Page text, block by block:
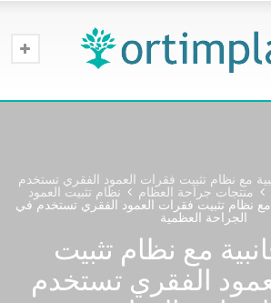
مع نظام تثبيت فقرات العمود الفقري تستخدم
منتجات جراحة العظام نظام تثبيت العمود
نظام تثبيت فقرات العمود الفقري تستخدم في
الجراحة العظمية
مع نظام تثبيت
الفقري تستخدم